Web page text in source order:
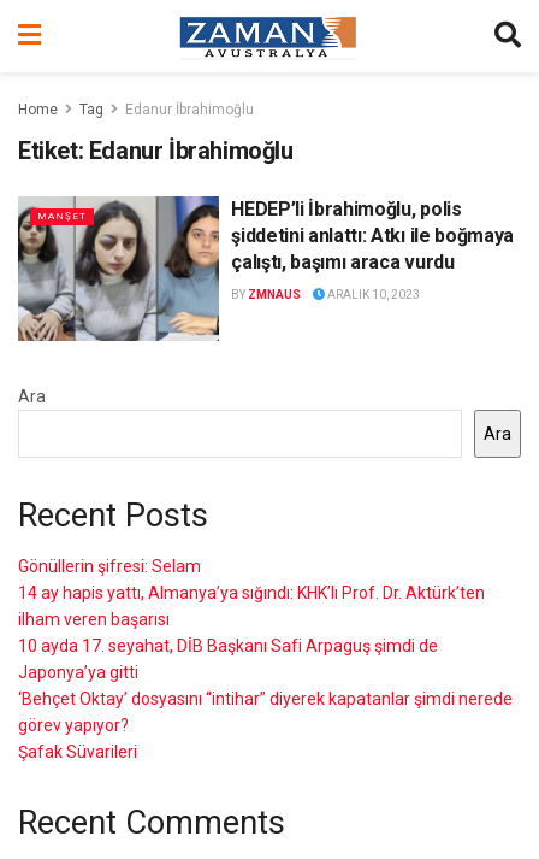
Home Tag Edanur İbrahimoğlu
Etiket: Edanur İbrahimoğlu
MANŞET
HEDEP’li İbrahimoğlu, polis
şiddetini anlattı: Atkı ile boğmaya
çalıştı, başımı araca vurdu
BY ZMNAUS ARALIK 10, 2023
Ara
Ara
Recent Posts
Gönüllerin şifresi: Selam
14 ay hapis yattı, Almanya’ya sığındı: KHK’lı Prof. Dr. Aktürk’ten
ilham veren başarısı
10 ayda 17. seyahat, DİB Başkanı Safi Arpaguş şimdi de
Japonya’ya gitti
‘Behçet Oktay’ dosyasını “intihar” diyerek kapatanlar şimdi nerede
görev yapıyor?
Şafak Süvarileri
Recent Comments